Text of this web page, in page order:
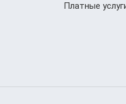
Платные